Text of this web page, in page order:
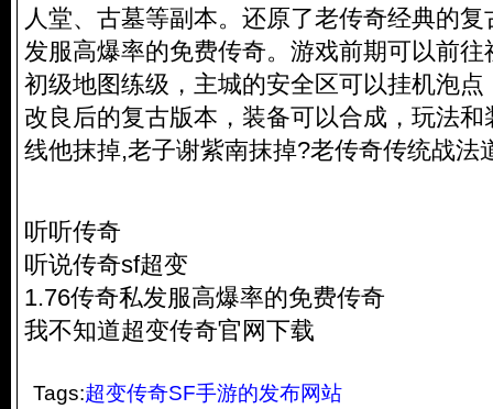
人堂、古墓等副本。还原了老传奇经典的
发服高爆率的免费传奇。游戏前期可以前
初级地图练级，主城的安全区可以挂机泡
改良后的复古版本，装备可以合成，玩法
线他抹掉,老子谢紫南抹掉?老传奇传统战法
听听传奇
听说传奇sf超变
1.76传奇私发服高爆率的免费传奇
我不知道超变传奇官网下载
Tags:超变传奇SF手游的发布网站